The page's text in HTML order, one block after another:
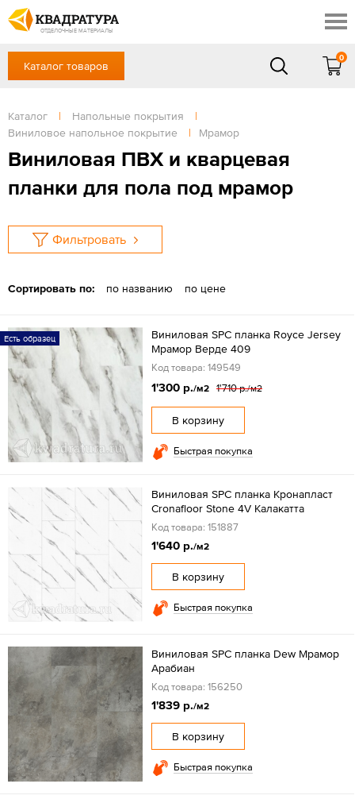
ОТДЕЛОЧНЫЕ МАТЕРИАЛЫ
Профи
Контакты
Доставка и оплата
Выставочный зал
Готовые решения
+7 (861) 217-94-70
Сб, Вс — выходной
ЗАКАЗАТЬ ЗВОНОК
Вход / Регистрация
Каталог товаров
0
Каталог | Напольные покрытия
|
Виниловое напольное покрытие
| Мрамор
Виниловая ПВХ и кварцевая
планки для пола под мрамор
Фильтровать
Сортировать по: по названию по цене
Есть образец
Виниловая SPC планка Royce Jersey
Мрамор Верде 409
Код товара: 149549
1'300 р./м2 1'710 р./м2
В корзину
Быстрая покупка
Виниловая SPC планка Кронапласт
Cronafloor Stone 4V Калакатта
Код товара: 151887
1'640 р./м2
В корзину
Быстрая покупка
Виниловая SPC планка Dew Мрамор
Арабиан
Код товара: 156250
1'839 р./м2
В корзину
Быстрая покупка